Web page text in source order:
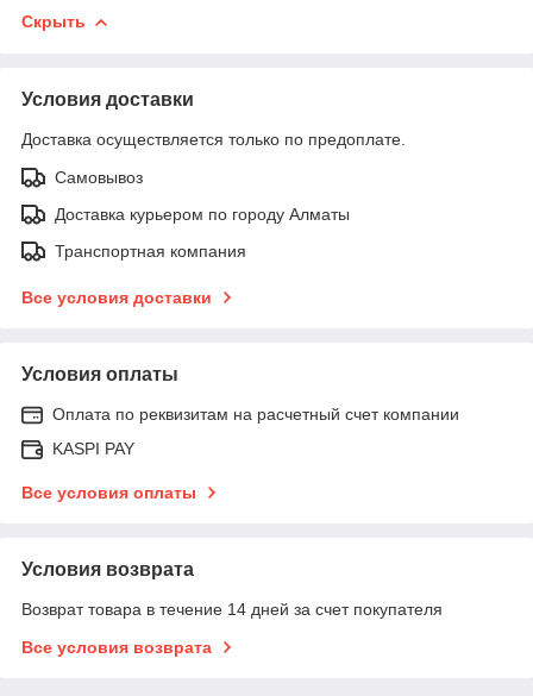
Скрыть
Условия доставки
Доставка осуществляется только по предоплате.
Самовывоз
Доставка курьером по городу Алматы
Транспортная компания
Все условия доставки
Условия оплаты
Оплата по реквизитам на расчетный счет компании
KASPI PAY
Все условия оплаты
Условия возврата
Возврат товара в течение 14 дней за счет покупателя
Все условия возврата